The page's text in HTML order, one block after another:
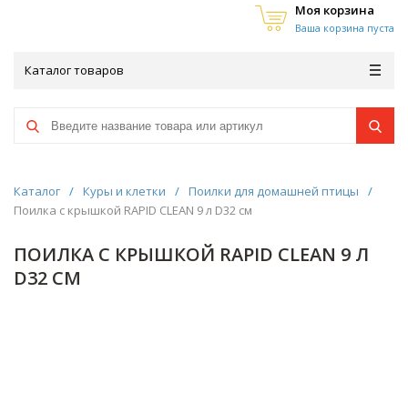
Моя корзина
Ваша корзина пуста
Каталог товаров
Каталог / Куры и клетки / Поилки для домашней птицы
/
Поилка с крышкой RAPID CLEAN 9 л D32 см
ПОИЛКА С КРЫШКОЙ RAPID CLEAN 9 Л
D32 СМ